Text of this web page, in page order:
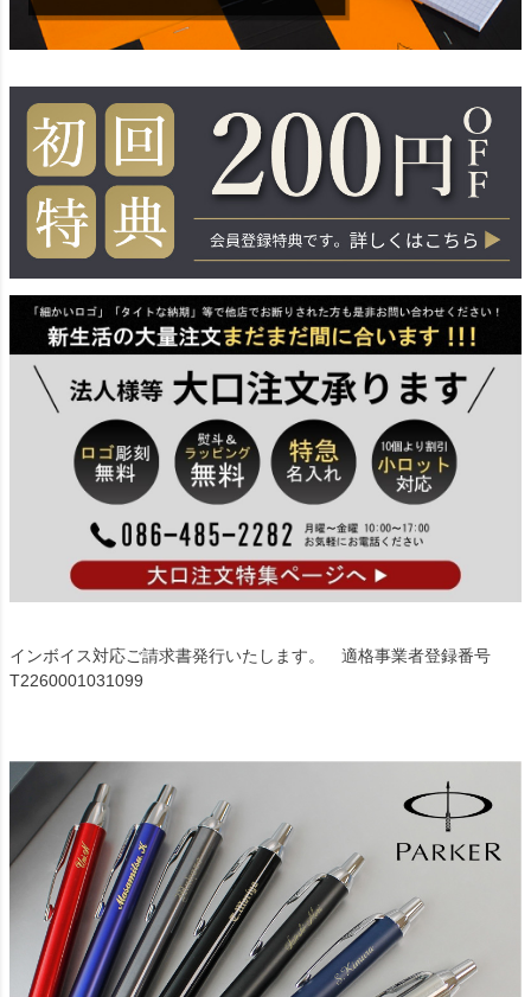
インボイス対応ご請求書発行いたします。 適格事業者登録番号
T2260001031099